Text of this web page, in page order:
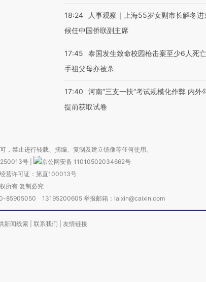
18:24
人事观察｜上海55岁女副市长解冬进
候任中国侨联副主席
17:45
泰国发生致命校园枪击案至少6人死
手祖父母亦被杀
17:40
河南“三支一扶”考试规模化作弊 内外
提前获取试卷
禁止进行转载、摘编、复制及建立镜像等任何使用。
号
京公网安备 11010502034662号
营许可证：第直100013号
所有 复制必究
85905050 13195200605 举报邮箱：laixin@caixin.com
新闻线索 联系我们 友情链接